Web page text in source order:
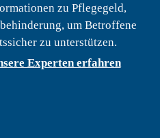
zu Pflegegeld,
um Betroffene
zu unterstützen.
Experten erfahren